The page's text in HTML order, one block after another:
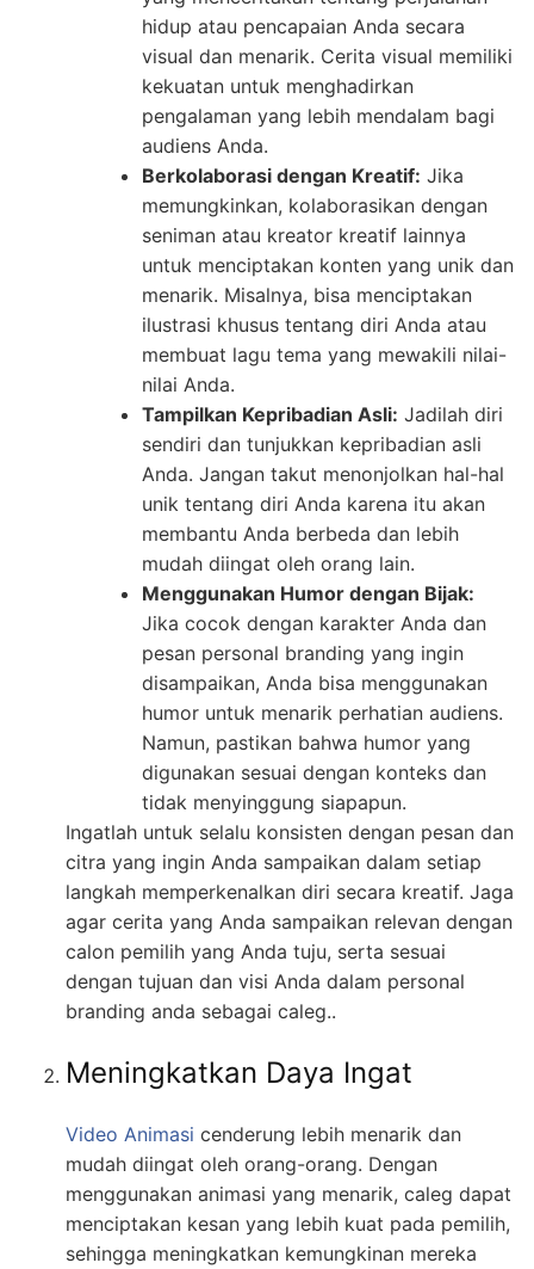
hidup atau pencapaian Anda secara
visual dan menarik. Cerita visual memiliki
kekuatan untuk menghadirkan
pengalaman yang lebih mendalam bagi
audiens Anda.
Berkolaborasi dengan Kreatif: Jika
memungkinkan, kolaborasikan dengan
seniman atau kreator kreatif lainnya
untuk menciptakan konten yang unik dan
menarik. Misalnya, bisa menciptakan
ilustrasi khusus tentang diri Anda atau
membuat lagu tema yang mewakili nilai-
nilai Anda.
Tampilkan Kepribadian Asli: Jadilah diri
sendiri dan tunjukkan kepribadian asli
Anda. Jangan takut menonjolkan hal-hal
unik tentang diri Anda karena itu akan
membantu Anda berbeda dan lebih
mudah diingat oleh orang lain.
Menggunakan Humor dengan Bijak:
Jika cocok dengan karakter Anda dan
pesan personal branding yang ingin
disampaikan, Anda bisa menggunakan
humor untuk menarik perhatian audiens.
Namun, pastikan bahwa humor yang
digunakan sesuai dengan konteks dan
tidak menyinggung siapapun.
Ingatlah untuk selalu konsisten dengan pesan dan
citra yang ingin Anda sampaikan dalam setiap
langkah memperkenalkan diri secara kreatif. Jaga
agar cerita yang Anda sampaikan relevan dengan
calon pemilih yang Anda tuju, serta sesuai
dengan tujuan dan visi Anda dalam personal
branding anda sebagai caleg..
Meningkatkan Daya Ingat
Video Animasi cenderung lebih menarik dan
mudah diingat oleh orang-orang. Dengan
menggunakan animasi yang menarik, caleg dapat
menciptakan kesan yang lebih kuat pada pemilih,
sehingga meningkatkan kemungkinan mereka